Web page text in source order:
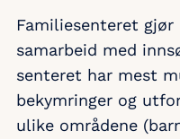
Familiesenteret
samarbeid med
senteret har mest
bekymringer og
ulike områdene